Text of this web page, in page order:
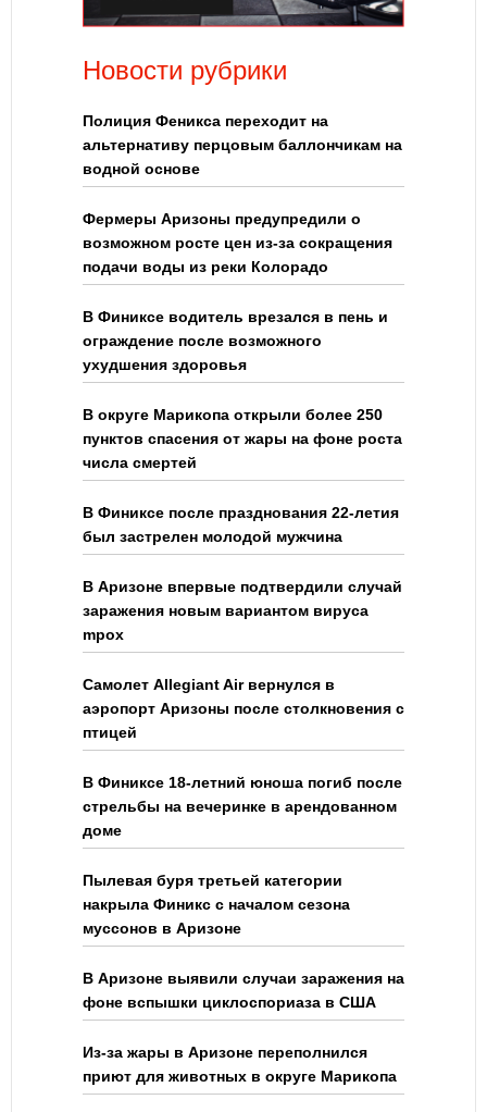
Новости рубрики
Полиция Феникса переходит на
альтернативу перцовым баллончикам на
водной основе
Фермеры Аризоны предупредили о
возможном росте цен из-за сокращения
подачи воды из реки Колорадо
В Финиксе водитель врезался в пень и
ограждение после возможного
ухудшения здоровья
В округе Марикопа открыли более 250
пунктов спасения от жары на фоне роста
числа смертей
В Финиксе после празднования 22-летия
был застрелен молодой мужчина
В Аризоне впервые подтвердили случай
заражения новым вариантом вируса
mpox
Самолет Allegiant Air вернулся в
аэропорт Аризоны после столкновения с
птицей
В Финиксе 18-летний юноша погиб после
стрельбы на вечеринке в арендованном
доме
Пылевая буря третьей категории
накрыла Финикс с началом сезона
муссонов в Аризоне
В Аризоне выявили случаи заражения на
фоне вспышки циклоспориаза в США
Из-за жары в Аризоне переполнился
приют для животных в округе Марикопа